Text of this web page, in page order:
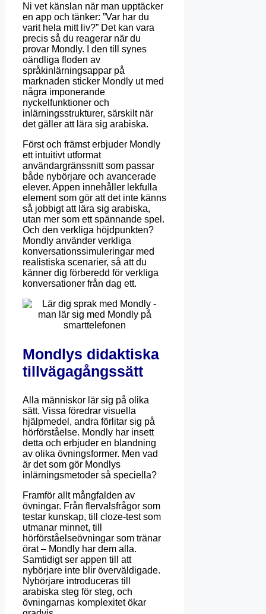
Ni vet känslan när man upptäcker
en app och tänker: ”Var har du
varit hela mitt liv?” Det kan vara
precis så du reagerar när du
provar Mondly. I den till synes
oändliga floden av
språkinlärningsappar på
marknaden sticker Mondly ut med
några imponerande
nyckelfunktioner och
inlärningsstrukturer, särskilt när
det gäller att lära sig arabiska.
Först och främst erbjuder Mondly
ett intuitivt utformat
användargränssnitt som passar
både nybörjare och avancerade
elever. Appen innehåller lekfulla
element som gör att det inte känns
så jobbigt att lära sig arabiska,
utan mer som ett spännande spel.
Och den verkliga höjdpunkten?
Mondly använder verkliga
konversationssimuleringar med
realistiska scenarier, så att du
känner dig förberedd för verkliga
konversationer från dag ett.
Mondlys didaktiska
tillvägagångssätt
Alla människor lär sig på olika
sätt. Vissa föredrar visuella
hjälpmedel, andra förlitar sig på
hörförståelse. Mondly har insett
detta och erbjuder en blandning
av olika övningsformer. Men vad
är det som gör Mondlys
inlärningsmetoder så speciella?
Framför allt mångfalden av
övningar. Från flervalsfrågor som
testar kunskap, till cloze-test som
utmanar minnet, till
hörförståelseövningar som tränar
örat – Mondly har dem alla.
Samtidigt ser appen till att
nybörjare inte blir överväldigade.
Nybörjare introduceras till
arabiska steg för steg, och
övningarnas komplexitet ökar